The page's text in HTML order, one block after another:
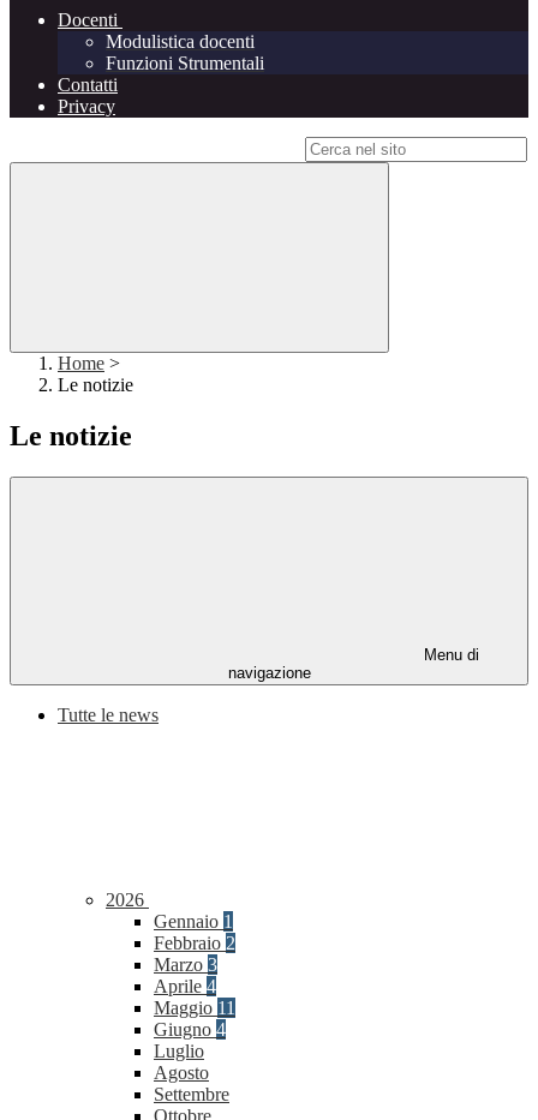
Docenti
Modulistica docenti
Funzioni Strumentali
Contatti
Privacy
Home >
Le notizie
Le notizie
Menu di
navigazione
Tutte le news
2026
Gennaio 1
Febbraio 2
Marzo 3
Aprile 4
Maggio 11
Giugno 4
Luglio
Agosto
Settembre